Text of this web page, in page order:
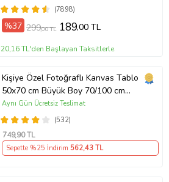
(7898)
%37 299,00 TL 189,00 TL
20,16 TL'den Başlayan Taksitlerle
Kişiye Özel Fotoğraflı Kanvas Tablo
50x70 cm Büyük Boy 70/100 cm
Duvar Tablosu – Sevgiliye & Aileye
Anlamlı Hediye , Babaya Hediye
(532)
Aynı Gün Ücretsiz Teslimat
749,90 TL
Sepette %25 İndirim 562,43 TL